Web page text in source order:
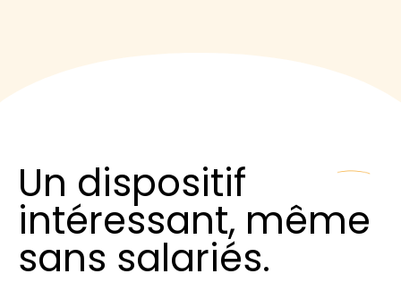
Un dispositif
intéressant, même
sans salariés.